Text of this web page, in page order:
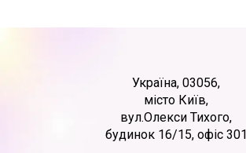
Україна, 03056,
місто Київ,
вул.Олекси Тихого,
будинок 16/15, офіс 301